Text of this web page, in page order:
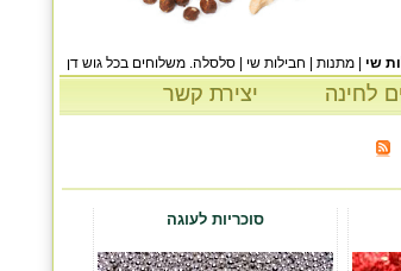
שי | מתנות | חבילות שי | סלסלה. משלוחים בכל גוש דן
לחינה יצירת קשר
סוכריות לעוגה